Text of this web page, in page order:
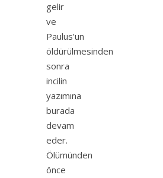
gelir
ve
Paulus’un
öldürülmesinden
sonra
incilin
yazımına
burada
devam
eder.
Ölümünden
önce